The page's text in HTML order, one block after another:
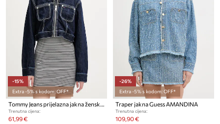
-15%
Extra -5% s kodom: OFF*
Tommy Jeans prijelazna jakna ženska traperasta
Trenutna cijena:
61,99 €
-26%
Extra -5% s kodom: OFF*
Traper jakna Guess AMANDINA
Trenutna cijena:
109,90 €